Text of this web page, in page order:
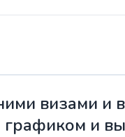
визами и
графиком и